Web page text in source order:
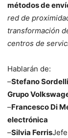
métodos de
red de
transformación
centros de
Hablarán de:
–Stefano Sordelli
Grupo
–Francesco Di
electrónica
–Silvia Ferris